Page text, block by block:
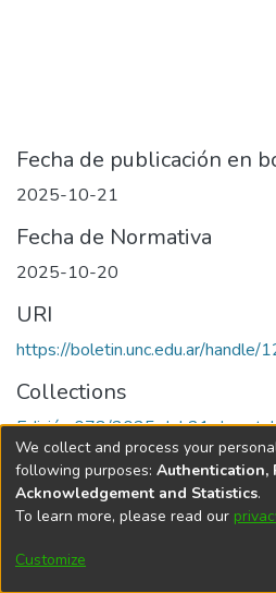
Fecha de publicación en
2025-10-21
Fecha de Normativa
2025-10-20
URI
https://boletin.unc.edu.ar/
Collections
Edición 078/2025 del 21 de
Universidad
We collect and process your
following purposes: Authentication,
Acknowledgement and Statistics.
To learn more, please read our
Customize